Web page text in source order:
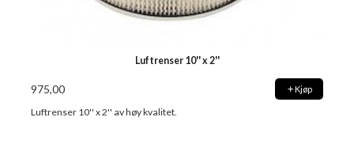
Luftrenser 10'' x 2''
975,00 Kjøp
Luftrenser 10'' x 2'' av høy kvalitet.